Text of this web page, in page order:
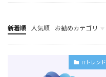
新着順 人気順 お勧めカテゴリ
最新IT導入事例
ITトレンド